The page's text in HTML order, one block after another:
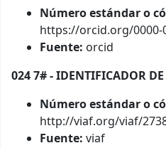
Número estándar o
https://orcid.org/0000-
Fuente: orcid
024 7# - IDENTIFICADOR DE
Número estándar o
http://viaf.org/viaf/
Fuente: viaf